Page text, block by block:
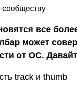
сообществу
все
может
от ОС.
track и thumb